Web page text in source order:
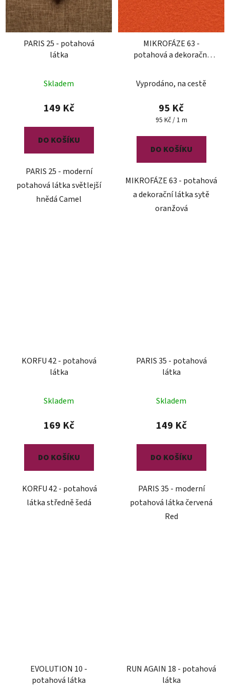
PARIS 25 - potahová
látka
Skladem
149 Kč
DO KOŠÍKU
PARIS 25 - moderní
potahová látka světlejší
hnědá Camel
MIKROFÁZE 63 -
potahová a dekorační
Vyprodáno, na cestě
95 Kč
Měrná
95 Kč / 1 m
DO KOŠÍKU
MIKROFÁZE 63 - potahová
a dekorační látka sytě
oranžová
KORFU 42 - potahová
látka
Skladem
169 Kč
DO KOŠÍKU
KORFU 42 - potahová
látka středně šedá
PARIS 35 - potahová
látka
Skladem
149 Kč
DO KOŠÍKU
PARIS 35 - moderní
potahová látka červená
Red
EVOLUTION 10 -
potahová látka
RUN AGAIN 18 - potahová
látka